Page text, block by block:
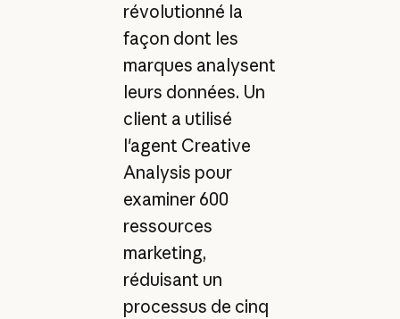
révolutionné la
façon dont les
marques analysent
leurs données. Un
client a utilisé
l'agent Creative
Analysis pour
examiner 600
ressources
marketing,
réduisant un
processus de cinq